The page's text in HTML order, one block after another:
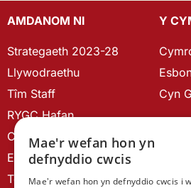
AMDANOM NI
Strategaeth 2023-28
Llywodraethu
Tîm Staff
RYGC Hafan
Canllawiau brandio
Ein Hanes
Telerau ac Amodau
Y
Cyn
Mae'r wefan hon yn
defnyddio cwcis
Mae'r wefan hon yn defnyddio cwcis i